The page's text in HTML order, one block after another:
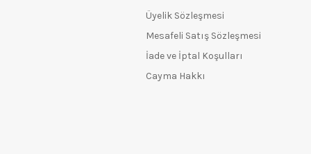
Üyelik Sözleşmesi
Mesafeli Satış Sözleşmesi
İade ve İptal Koşulları
Cayma Hakkı